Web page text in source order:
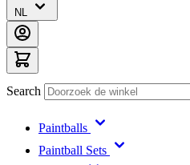
NL
Search
Paintballs
Paintball Sets